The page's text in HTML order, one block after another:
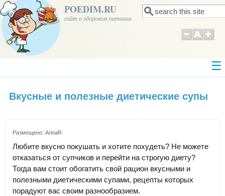
POEDIM.RU
сайт о здоровом питании Форма поиска
Поиск
Вкусные и полезные диетические супы
Размещено: ArinaR
Любите вкусно покушать и хотите похудеть? Не можете
отказаться от супчиков и перейти на строгую диету?
Тогда вам стоит обогатить свой рацион вкусными и
полезными диетическими супами, рецепты которых
порадуют вас своим разнообразием.